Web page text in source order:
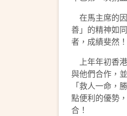
在馬主席的
善」的精神如
者，成績斐然！
上年年初香
與他們合作，
「救人一命
點便利的優勢
合！